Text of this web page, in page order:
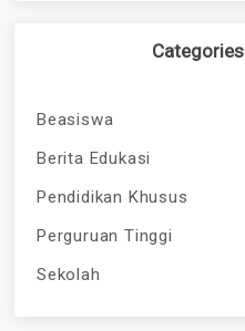
Categories
Beasiswa
Berita Edukasi
Pendidikan Khusus
Perguruan Tinggi
Sekolah